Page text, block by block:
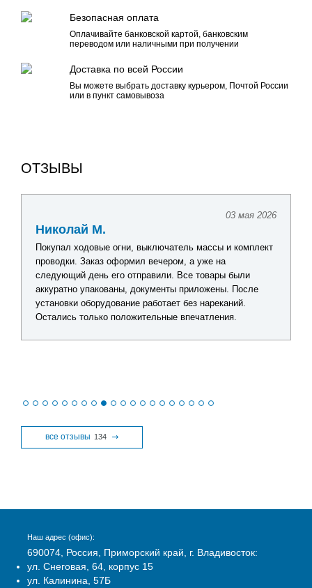
Безопасная оплата
Оплачивайте банковской картой, банковским
переводом или наличными при получении
Доставка по всей России
Вы можете выбрать доставку курьером, Почтой России
или в пункт самовывоза
ОТЗЫВЫ
03 мая 2026
Николай М.
Покупал ходовые огни, выключатель массы и комплект
проводки. Заказ оформил вечером, а уже на
следующий день его отправили. Все товары были
аккуратно упакованы, документы приложены. После
установки оборудование работает без нареканий.
Остались только положительные впечатления.
все отзывы 134
Наш адрес (офис):
690074, Россия, Приморский край, г. Владивосток:
ул. Снеговая, 64, корпус 15
ул. Калинина, 57Б